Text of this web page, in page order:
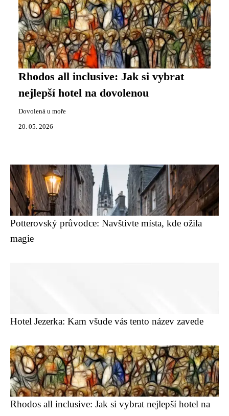
Rhodos all inclusive: Jak si vybrat
nejlepší hotel na dovolenou
Dovolená u moře
20. 05. 2026
Potterovský průvodce: Navštivte místa, kde ožila
magie
Hotel Jezerka: Kam všude vás tento název zavede
Rhodos all inclusive: Jak si vybrat nejlepší hotel na